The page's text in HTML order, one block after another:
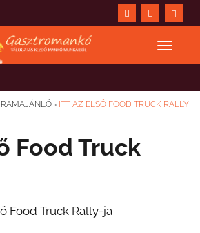
› ITT AZ ELSŐ FOOD TRUCK RALLY
Food Truck
Food Truck Rally-ja